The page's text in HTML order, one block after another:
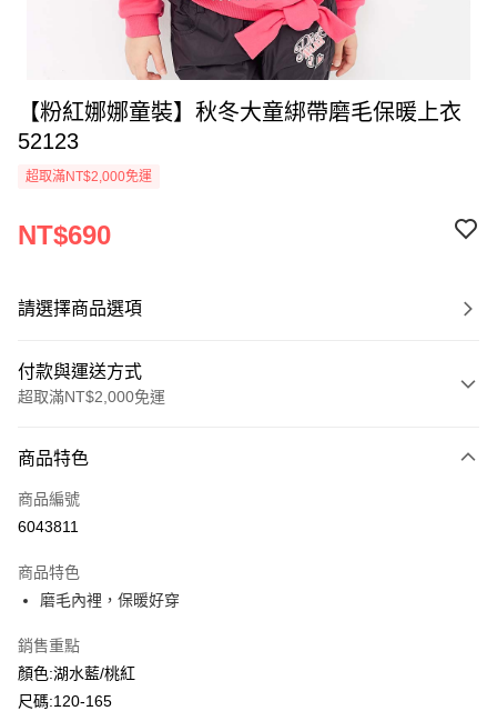
【粉紅娜娜童裝】秋冬大童綁帶磨毛保暖上衣
52123
超取滿NT$2,000免運
NT$690
請選擇商品選項
付款與運送方式
超取滿NT$2,000免運
信用卡一次付款
超商取貨付款
Apple Pay
Google Pay
ATM付款
商品特色
商品編號
6043811
商品特色
磨毛內裡，保暖好穿
銷售重點
顏色:湖水藍/桃紅
尺碼:120-165